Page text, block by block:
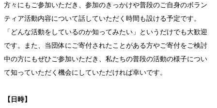
方々にもご参加いただき、参加のきっかけや普段のご自身のボラン
ティア活動内容について話していただく時間も設ける予定です。
「どんな活動をしているのか知ってみたい」というだけでも大歓迎
です。また、当団体にご寄付されたことがある方やご寄付をご検討
中の方にもぜひご参加いただき、私たちの普段の活動の様子につい
て知っていただく機会にしていただければ幸いです。
【日時】